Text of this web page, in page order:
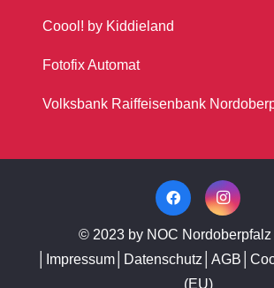
Coool! by Kiddieland
Fotofix Automat
Volksbank Raiffeisenbank
© 2023 by NOC Nordoberpfalz
Impressum Datenschutz AGB
(EU)